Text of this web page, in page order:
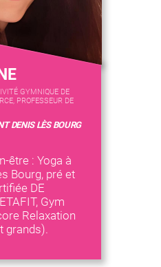
GYMNIQUE DE
PROFESSEUR DE
DENIS LÈS BOURG
être : Yoga à
Bourg, pré et
DE
Gym
Relaxation
grands).